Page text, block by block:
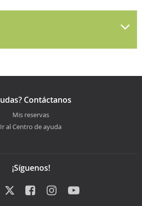
Contáctanos
Mis reservas
Ir al Centro de ayuda
¡Síguenos!